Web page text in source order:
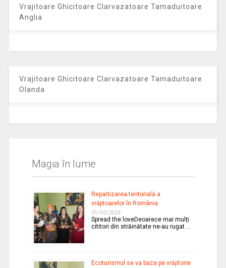
Vrajitoare Ghicitoare Clarvazatoare Tamaduitoare
Anglia
Vrajitoare Ghicitoare Clarvazatoare Tamaduitoare
Olanda
Magia în lume
Repartizarea teritorială a
vrăjitoarelor în România
01/02/2024
Spread the loveDeoarece mai mulți
cititori din străinătate ne-au rugat …
Ecoturismul se va baza pe vrăjitorie